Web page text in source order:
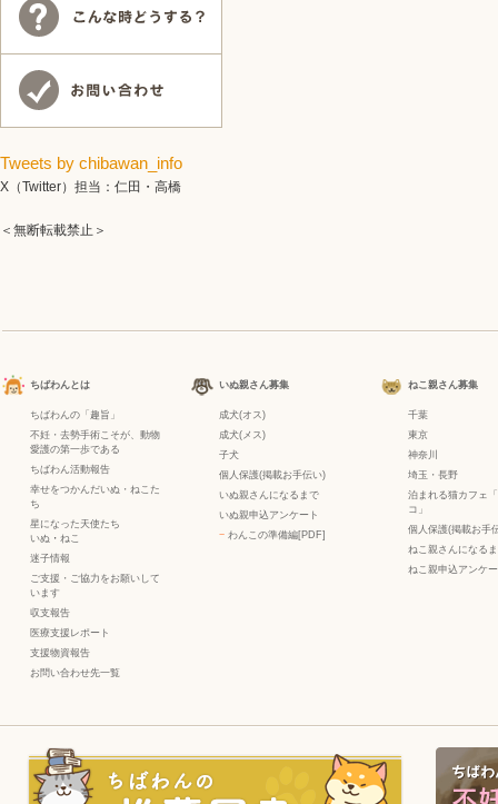
Tweets by chibawan_info
X（Twitter）担当：仁田・高橋
＜無断転載禁止＞
ちばわんとは
ちばわんの「趣旨」
不妊・去勢手術こそが、動物
愛護の第一歩である
ちばわん活動報告
幸せをつかんだいぬ・ねこた
ち
星になった天使たち
いぬ ・ ねこ
迷子情報
ご支援・ご協力をお願いして
います
収支報告
医療支援レポート
支援物資報告
お問い合わせ先一覧
いぬ親さん募集
成犬(オス)
成犬(メス)
子犬
個人保護(掲載お手伝い)
いぬ親さんになるまで
いぬ親申込アンケート
− わんこの準備編[PDF]
ねこ親さん募集
千葉
東京
神奈川
埼玉・長野
泊まれる猫カフェ
コ」
個人保護(掲載お手
ねこ親さんになる
ねこ親申込アンケ